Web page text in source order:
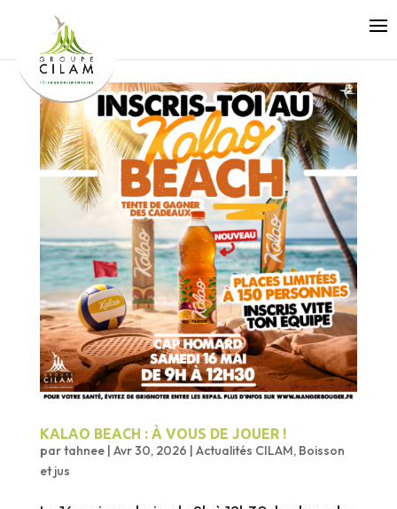
KALAO BEACH : À VOUS DE JOUER !
partahnee| Avr 30, 2026 Actualités CILAM, Boisson
et jus